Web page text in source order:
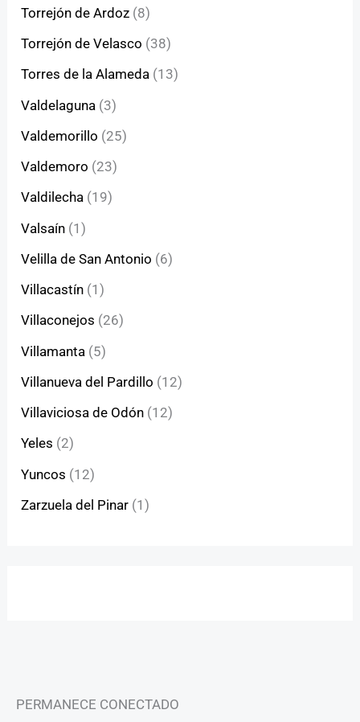
Torrejón de Ardoz (8)
Torrejón de Velasco (38)
Torres de la Alameda (13)
Valdelaguna (3)
Valdemorillo (25)
Valdemoro (23)
Valdilecha (19)
Valsaín (1)
Velilla de San Antonio (6)
Villacastín (1)
Villaconejos (26)
Villamanta (5)
Villanueva del Pardillo (12)
Villaviciosa de Odón (12)
Yeles (2)
Yuncos (12)
Zarzuela del Pinar (1)
PERMANECE CONECTADO